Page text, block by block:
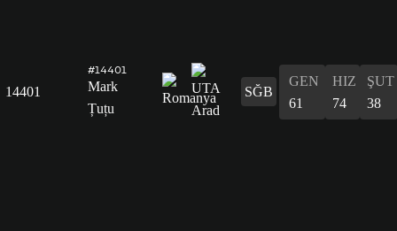
14401
#14401
Mark
Țuțu
SĞB
GEN
61
HIZ
74
ŞUT
38